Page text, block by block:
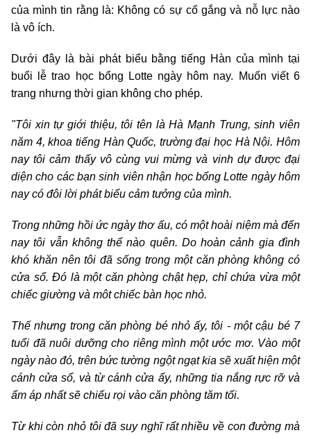
của mình tin rằng là: Không có sự cố gắng và nỗ lực nào
là vô ích.
Dưới đây là bài phát biểu bằng tiếng Hàn của mình tại
buổi lễ trao học bổng Lotte ngày hôm nay. Muốn viết 6
trang nhưng thời gian không cho phép.
"Tôi xin tự giới thiệu, tôi tên là Hà Mạnh Trung, sinh viên
năm 4, khoa tiếng Hàn Quốc, trường đại học Hà Nội. Hôm
nay tôi cảm thấy vô cùng vui mừng và vinh dự được đại
diện cho các bạn sinh viên nhận học bổng Lotte ngày hôm
nay có đôi lời phát biểu cảm tưởng của mình.
Trong những hồi ức ngày thơ ấu, có một hoài niệm mà đến
nay tôi vẫn không thể nào quên. Do hoàn cảnh gia đình
khó khăn nên tôi đã sống trong một căn phòng không có
cửa sổ. Đó là một căn phòng chật hẹp, chỉ chứa vừa một
chiếc giường và môt chiếc bàn học nhỏ.
Thế nhưng trong căn phòng bé nhỏ ấy, tôi - một cậu bé 7
tuổi đã nuôi dưỡng cho riêng mình một ước mơ. Vào một
ngày nào đó, trên bức tường ngột ngạt kia sẽ xuất hiện một
cánh cửa sổ, và từ cánh cửa ấy, những tia nắng rực rỡ và
ấm áp nhất sẽ chiếu rọi vào căn phòng tăm tối.
Từ khi còn nhỏ tôi đã suy nghĩ rất nhiều về con đường mà